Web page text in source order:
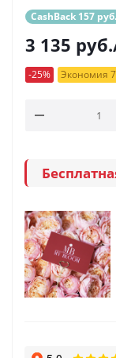
CashBack 157 руб.
3 135 руб.
-25% Экономия